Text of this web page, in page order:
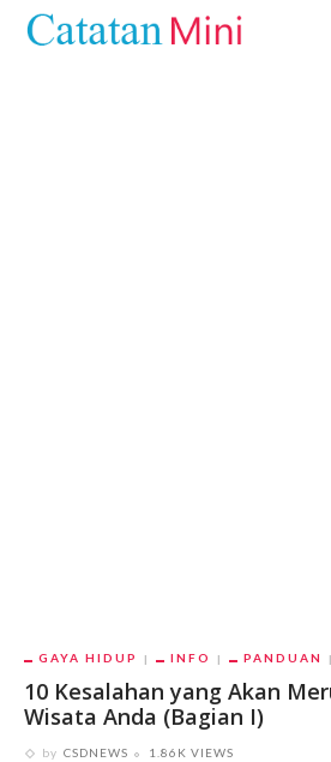
GAYA HIDUP INFO PANDUAN
10 Kesalahan yang Akan
Wisata Anda (Bagian I)
by CSDNEWS 1.86K VIEWS